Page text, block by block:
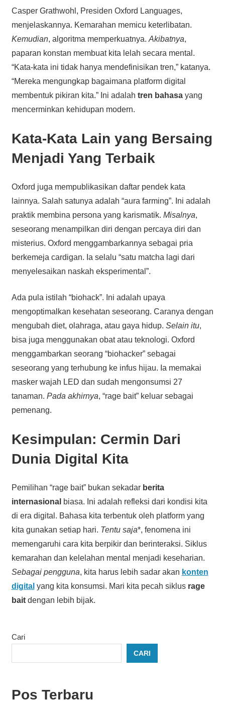
Casper Grathwohl, Presiden Oxford Languages,
menjelaskannya. Kemarahan memicu keterlibatan.
Kemudian, algoritma memperkuatnya. Akibatnya,
paparan konstan membuat kita lelah secara mental.
“Kata-kata ini tidak hanya mendefinisikan tren,” katanya.
“Mereka mengungkap bagaimana platform digital
membentuk pikiran kita.” Ini adalah tren bahasayang
mencerminkan kehidupan modern.
Kata-Kata Lain yang Bersaing
Menjadi Yang Terbaik
Oxford juga mempublikasikan daftar pendek kata
lainnya. Salah satunya adalah “aura farming”. Ini adalah
praktik membina persona yang karismatik. Misalnya,
seseorang menampilkan diri dengan percaya diri dan
misterius. Oxford menggambarkannya sebagai pria
berkemeja cardigan. Ia selalu “satu matcha lagi dari
menyelesaikan naskah eksperimental”.
Ada pula istilah “biohack”. Ini adalah upaya
mengoptimalkan kesehatan seseorang. Caranya dengan
mengubah diet, olahraga, atau gaya hidup. Selain itu,
bisa juga menggunakan obat atau teknologi. Oxford
menggambarkan seorang “biohacker” sebagai
seseorang yang terhubung ke infus hijau. Ia memakai
masker wajah LED dan sudah mengonsumsi 27
tanaman. Pada akhirnya, “rage bait” keluar sebagai
pemenang.
Kesimpulan: Cermin Dari
Dunia Digital Kita
Pemilihan “rage bait” bukan sekadar berita
internasional biasa. Ini adalah refleksi dari kondisi kita
di era digital. Bahasa kita terbentuk oleh platform yang
kita gunakan setiap hari. Tentu saja*, fenomena ini
memengaruhi cara kita berpikir dan berinteraksi. Siklus
kemarahan dan kelelahan mental menjadi keseharian.
Sebagai pengguna, kita harus lebih sadar akan konten
digital yang kita konsumsi. Mari kita pecah siklus rage
baitdengan lebih bijak.
Cari
CARI
Pos Terbaru